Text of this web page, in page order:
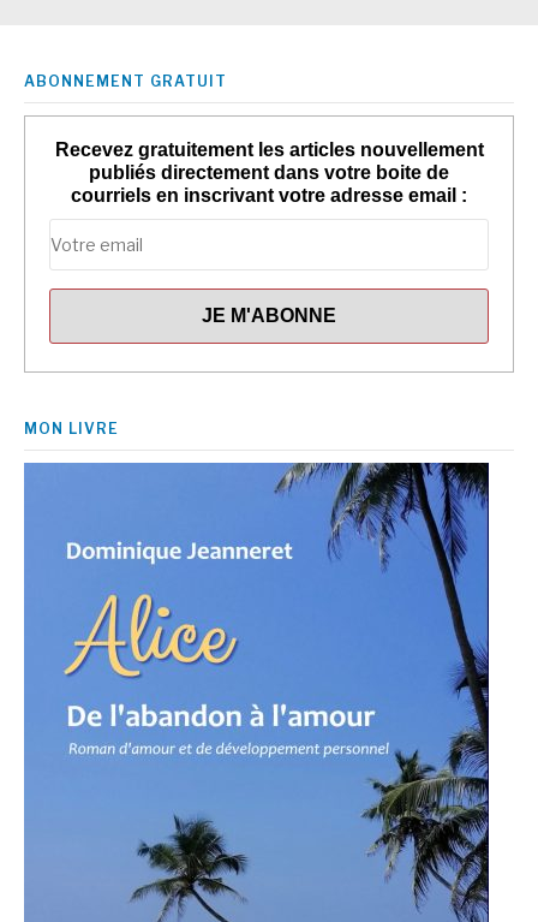
ABONNEMENT GRATUIT
Recevez gratuitement les articles nouvellement
publiés directement dans votre boite de
courriels en inscrivant votre adresse email :
MON LIVRE